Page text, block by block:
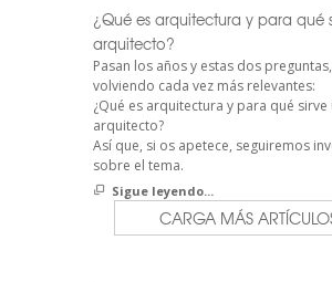
¿Qué es arquitectura y para qué
arquitecto?
Pasan los años y estas dos
volviendo cada vez más relevantes:
¿Qué es arquitectura y para qué sirve
arquitecto?
Así que, si os apetece, seguiremos
sobre el tema.
Sigue leyendo...
CARGA MÁS